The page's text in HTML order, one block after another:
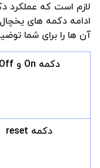
لازم است که عملکرد
ادامه دکمه های
آن ها را برای شما
دکمه On و Off
دکمه reset